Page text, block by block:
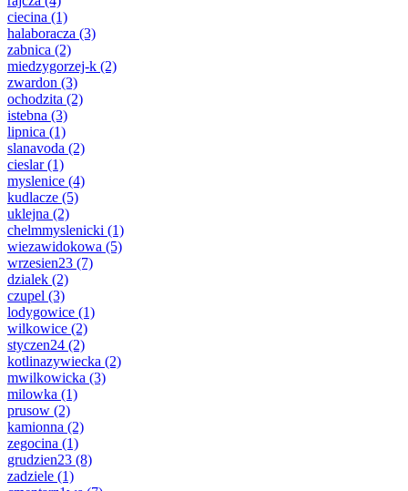
ciecina (1)
halaboracza (3)
zabnica (2)
miedzygorzej-k (2)
zwardon (3)
ochodzita (2)
istebna (3)
lipnica (1)
slanavoda (2)
cieslar(1)
myslenice (4)
kudlacze (5)
uklejna (2)
chelmmyslenicki (1)
wiezawidokowa (5)
wrzesien23 (7)
dzialek (2)
czupel (3)
lodygowice (1)
wilkowice (2)
styczen24 (2)
kotlinazywiecka (2)
mwilkowicka (3)
milowka (1)
prusow (2)
kamionna (2)
zegocina (1)
grudzien23 (8)
zadziele (1)